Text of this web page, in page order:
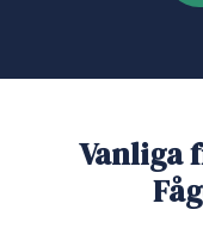
Vanliga